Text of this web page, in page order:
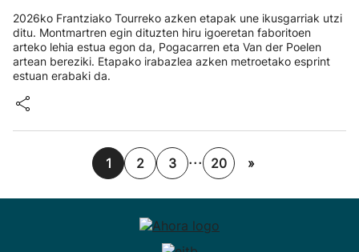
2026ko Frantziako Tourreko azken etapak une ikusgarriak utzi
ditu. Montmartren egin dituzten hiru igoeretan faboritoen
arteko lehia estua egon da, Pogacarren eta Van der Poelen
artean bereziki. Etapako irabazlea azken metroetako esprint
estuan erabaki da.
1 2 3 ... 20 »